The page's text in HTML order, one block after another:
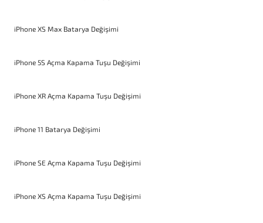
iPhone XS Max Batarya Değişimi
iPhone 5S Açma Kapama Tuşu Değişimi
iPhone XR Açma Kapama Tuşu Değişimi
iPhone 11 Batarya Değişimi
iPhone SE Açma Kapama Tuşu Değişimi
iPhone XS Açma Kapama Tuşu Değişimi